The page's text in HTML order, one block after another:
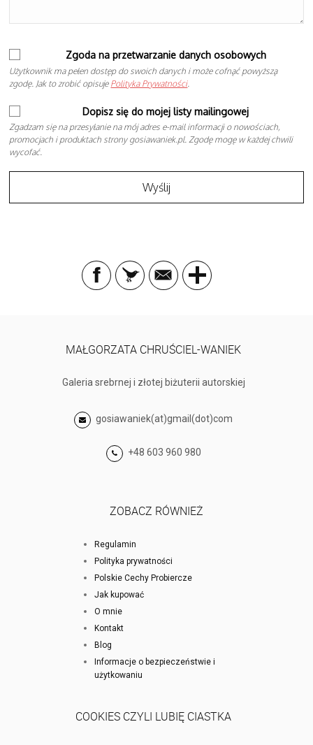
Zgoda na przetwarzanie danych osobowych
Użytkownik ma pełen dostęp do swoich danych i może cofnąć powyższą
zgodę. Jak to zrobić opisuje Polityka Prywatności.
Dopisz się do mojej listy mailingowej
Zgadzam się na przesyłanie na mój adres e-mail informacji o nowościach,
promocjach i produktach strony gosiawaniek.pl. Zgodę mogę w każdej chwili
wycofać.
MAŁGORZATA CHRUŚCIEL-WANIEK
Galeria srebrnej i złotej biżuterii autorskiej
gosiawaniek(at)gmail(dot)com
+48 603 960 980
ZOBACZ RÓWNIEŻ
Regulamin
Polityka prywatności
Polskie Cechy Probiercze
Jak kupować
O mnie
Kontakt
Blog
Informacje o bezpieczeństwie i
użytkowaniu
COOKIES CZYLI LUBIĘ CIASTKA